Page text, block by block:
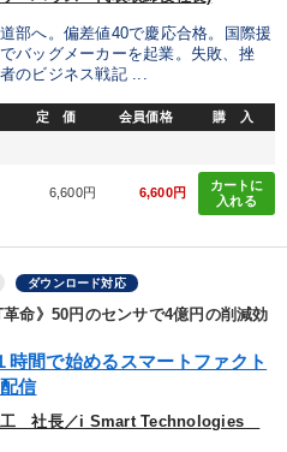
部へ。偏差値40で慶応合格。国際援
バッグメーカーを起業。失敗、挫
のビジネス戦記 ...
定 価 会員価格 購 入
6,600円 6,600円
カートに
入れる
ダウンロード対応
革命》50円のセンサで4億円の削減効
時間で始めるスマートファクト
信
工 社長／i Smart Technologies